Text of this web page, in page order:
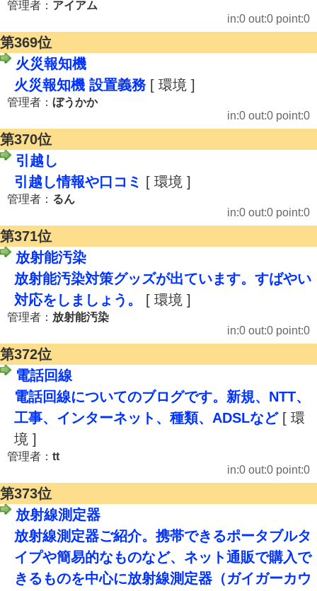
管理者： アイアム
in:0 out:0 point:0
第369位
火災報知機
火災報知機 設置義務[ 環境 ]
管理者： ぼうかか
in:0 out:0 point:0
第370位
引越し
引越し情報や口コミ
[ 環境 ]
管理者： るん
in:0 out:0 point:0
第371位
放射能汚染
放射能汚染対策グッズが出ています。すばやい
対応をしましょう。
[ 環境 ]
管理者： 放射能汚染
in:0 out:0 point:0
第372位
電話回線
電話回線についてのブログです。新規、NTT、
工事、インターネット、種類、ADSLなど[ 環
境 ]
管理者： tt
in:0 out:0 point:0
第373位
放射線測定器
放射線測定器ご紹介。携帯できるポータブルタ
イプや簡易的なものなど、ネット通販で購入で
きるものを中心に放射線測定器（ガイガーカウ